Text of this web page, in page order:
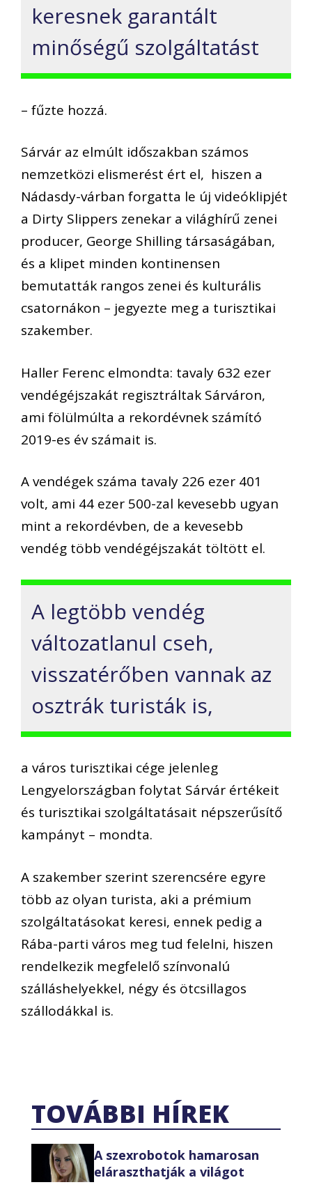
keresnek garantált
minőségű szolgáltatást
– fűzte hozzá.
Sárvár az elmúlt időszakban számos
nemzetközi elismerést ért el, hiszen a
Nádasdy-várban forgatta le új videóklipjét
a Dirty Slippers zenekar a világhírű zenei
producer, George Shilling társaságában,
és a klipet minden kontinensen
bemutatták rangos zenei és kulturális
csatornákon – jegyezte meg a turisztikai
szakember.
Haller Ferenc elmondta: tavaly 632 ezer
vendégéjszakát regisztráltak Sárváron,
ami fölülmúlta a rekordévnek számító
2019-es év számait is.
A vendégek száma tavaly 226 ezer 401
volt, ami 44 ezer 500-zal kevesebb ugyan
mint a rekordévben, de a kevesebb
vendég több vendégéjszakát töltött el.
A legtöbb vendég
változatlanul cseh,
visszatérőben vannak az
osztrák turisták is,
a város turisztikai cége jelenleg
Lengyelországban folytat Sárvár értékeit
és turisztikai szolgáltatásait népszerűsítő
kampányt – mondta.
A szakember szerint szerencsére egyre
több az olyan turista, aki a prémium
szolgáltatásokat keresi, ennek pedig a
Rába-parti város meg tud felelni, hiszen
rendelkezik megfelelő színvonalú
szálláshelyekkel, négy és ötcsillagos
szállodákkal is.
TOVÁBBI HÍREK
A szexrobotok hamarosan
eláraszthatják a világot